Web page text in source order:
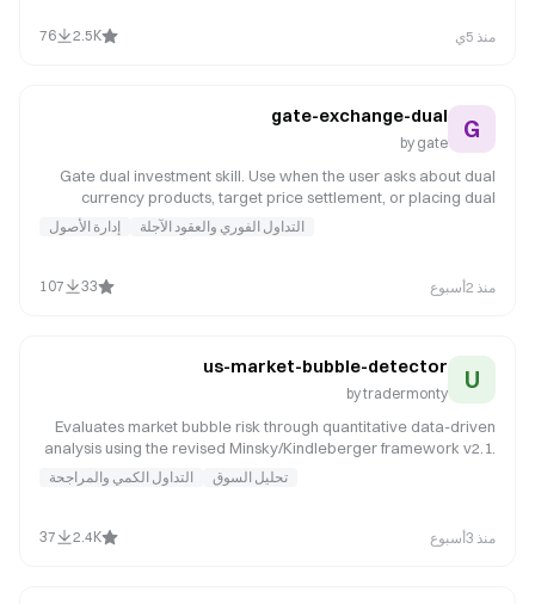
statistical arbitrage screening, mean-reversion strategies, orمنذ 5ي 2.5K
76
G
gate-exchange-dual
by gate
Gate dual investment skill. Use when the user asks about dual
currency products, target price settlement, or placing dual
orders. Triggers on 'dual investment', 'dual currency', 'target
price', 'exercise price', 'dual orders', 'dual balance', 'sell-high',
التداول الفوري والعقود الآجلة إدارة الأصول
منذ 2أسبوع 33
107
U
us-market-bubble-detector
bytradermonty
Evaluates market bubble risk through quantitative data-driven
analysis using the revised Minsky/Kindleberger framework v2.1.
Prioritizes objective metrics (Put/Call, VIX, margin debt, breadth,
IPO data) over subjective impressions. Features strict qualitative
practical investment decisions with mandatory data collection
تحليل السوق التداول الكمي والمراجحة
منذ 3أسبوع 2.4K
37